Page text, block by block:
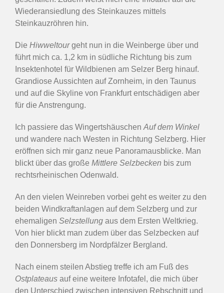
Wiederansiedlung des Steinkauzes mittels
Steinkauzröhren hin.
Die Hiwweltourgeht nun in die Weinberge über und
führt mich ca. 1,2 km in südliche Richtung bis zum
Insektenhotel für Wildbienen am Selzer Berg hinauf.
Grandiose Aussichten auf Zornheim, in den Taunus
und auf die Skyline von Frankfurt entschädigen aber
für die Anstrengung.
Ich passiere das Wingertshäuschen Auf dem Winkel
und wandere nach Westen in Richtung Selzberg. Hier
eröffnen sich mir ganz neue Panoramausblicke. Man
blickt über das große Mittlere Selzbecken bis zum
rechtsrheinischen Odenwald.
An den vielen Weinreben vorbei geht es weiter zu den
beiden Windkraftanlagen auf dem Selzberg und zur
ehemaligen Selzstellung aus dem Ersten Weltkrieg.
Von hier blickt man zudem über das Selzbecken auf
den Donnersberg im Nordpfälzer Bergland.
Nach einem steilen Abstieg treffe ich am Fuß des
Ostplateaus auf eine weitere Infotafel, die mich über
den Unterschied zwischen intensiven Rebschnitt und